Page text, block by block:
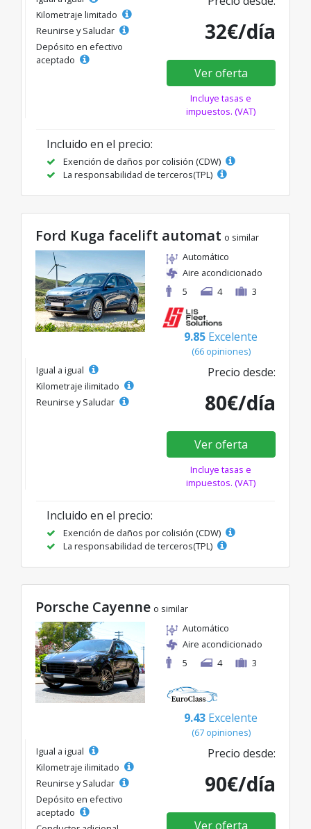
Kilometraje limitado
Reunirse y Saludar
Depósito en efectivo
aceptado
32€/día
Ver oferta
Incluye tasas e
impuestos. (VAT)
Incluido en el precio:
Exención de daños por colisión (CDW)
La responsabilidad de terceros(TPL)
Ford Kuga facelift automat o similar
Automático
Aire acondicionado
5
4 3
9.85 Excelente
(66 opiniones)
Igual a igual
Kilometraje ilimitado
Reunirse y Saludar
Precio desde:
80€/día
Ver oferta
Incluye tasas e
impuestos. (VAT)
Incluido en el precio:
Exención de daños por colisión (CDW)
La responsabilidad de terceros(TPL)
Porsche Cayenne o similar
Automático
Aire acondicionado
5
4 3
9.43 Excelente
(67 opiniones)
Igual a igual
Kilometraje ilimitado
Reunirse y Saludar
Depósito en efectivo
aceptado
Precio desde:
90€/día
Ver oferta